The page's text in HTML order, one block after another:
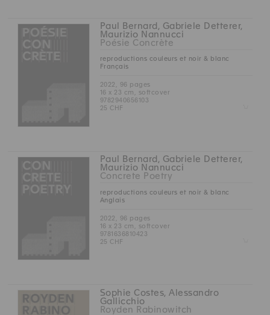
Paul Bernard, Gabriele Detterer,
Maurizio Nannucci
Poésie Concrète
reproductions couleurs et noir & blanc
Français
2022, 96 pages
16 x 23 cm, softcover
9782940656103
25 CHF
Paul Bernard, Gabriele Detterer,
Maurizio Nannucci
Concrete Poetry
reproductions couleurs et noir & blanc
Anglais
2022, 96 pages
16 x 23 cm, softcover
9781636810423
25 CHF
Sophie Costes, Alessandro
Gallicchio
Royden Rabinowitch